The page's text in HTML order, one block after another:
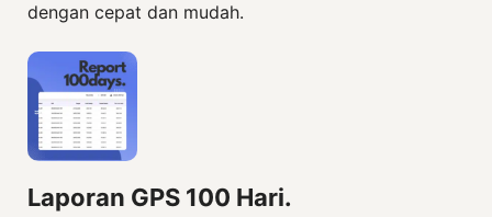
dengan cepat dan mudah.
Laporan GPS 100 Hari.